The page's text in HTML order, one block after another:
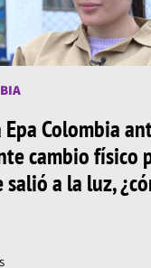
Colombia
cambio físico
a la luz,